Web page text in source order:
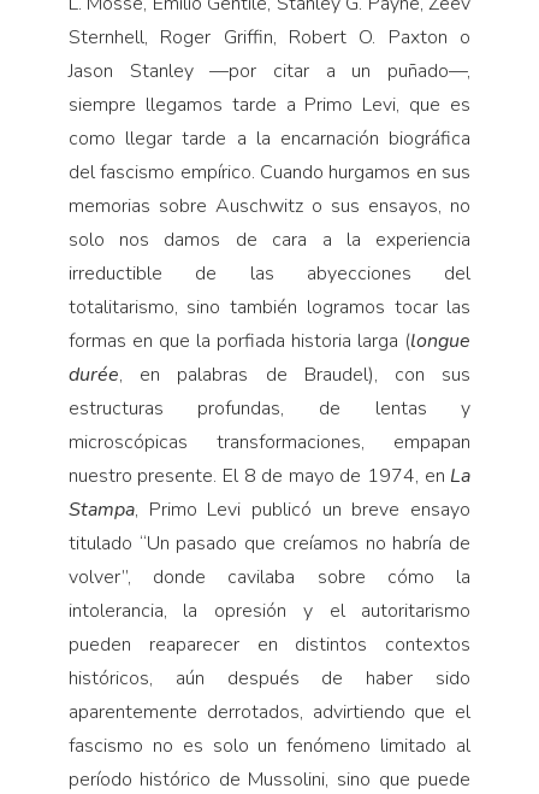
Sternhell, Roger Griffin, Robert O. Paxton o
Jason Stanley —por citar a un puñado—,
siempre llegamos tarde a Primo Levi, que es
como llegar tarde a la encarnación biográfica
del fascismo empírico. Cuando hurgamos en sus
memorias sobre Auschwitz o sus ensayos, no
solo nos damos de cara a la experiencia
irreductible de las abyecciones del
totalitarismo, sino también logramos tocar las
formas en que la porfiada historia larga (longue
durée, en palabras de Braudel), con sus
estructuras profundas, de lentas y
microscópicas transformaciones, empapan
nuestro presente. El 8 de mayo de 1974, en La
Stampa, Primo Levi publicó un breve ensayo
titulado “Un pasado que creíamos no habría de
volver”, donde cavilaba sobre cómo la
intolerancia, la opresión y el autoritarismo
pueden reaparecer en distintos contextos
históricos, aún después de haber sido
aparentemente derrotados, advirtiendo que el
fascismo no es solo un fenómeno limitado al
período histórico de Mussolini, sino que puede